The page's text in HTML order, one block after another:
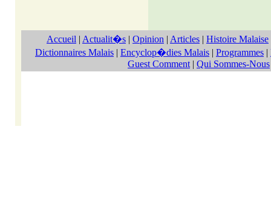
Accueil | Actualit�s | Opinion | Articles | Histoire Malaise
Dictionnaires Malais | Encyclop�dies Malais | Programmes |
Guest Comment | Qui Sommes-Nous